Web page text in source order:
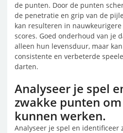
de punten. Door de punten
de penetratie en grip van de
kan resulteren in
scores. Goed onderhoud van je
alleen hun levensduur, maar
consistente en verbeterde
darten.
Analyseer je spel
zwakke punten
kunnen werken.
Analyseer je spel en identificeer